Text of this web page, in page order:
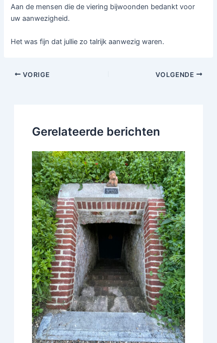
Aan de mensen die de viering bijwoonden bedankt voor
uw aanwezigheid.
Het was fijn dat jullie zo talrijk aanwezig waren.
VORIGE VOLGENDE
Gerelateerde berichten